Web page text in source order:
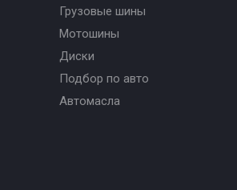
Грузовые шины
Мотошины
Диски
Подбор по авто
Автомасла